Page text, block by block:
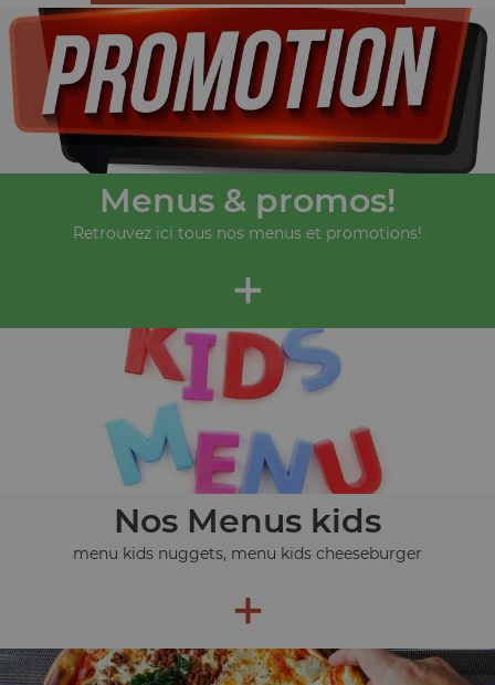
Menus & promos!
Retrouvez ici tous nos menus et promotions!
+
Nos Menus kids
menu kids nuggets, menu kids cheeseburger
+